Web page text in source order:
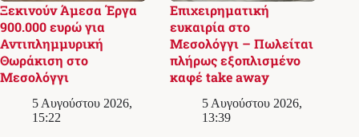
Ξεκινούν Άμεσα Έργα
900.000 ευρώ για
Αντιπλημμυρική
Θωράκιση στο
Μεσολόγγι
5 Αυγούστου 2026,
15:22
Επιχειρηματική
ευκαιρία στο
Μεσολόγγι – Πωλείται
πλήρως εξοπλισμένο
καφέ take away
5 Αυγούστου 2026,
13:39